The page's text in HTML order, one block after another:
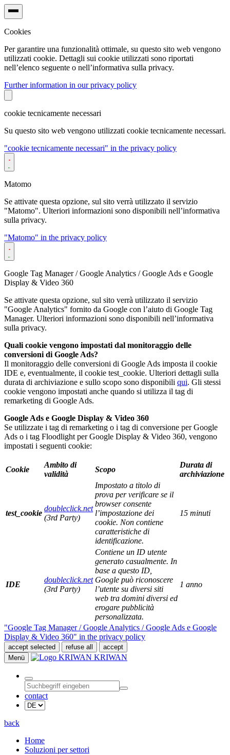
Cookies
Per garantire una funzionalità ottimale, su questo sito web vengono
utilizzati cookie. Dettagli sui cookie utilizzati sono riportati
nell’elenco seguente o nell’informativa sulla privacy.
Further information in our privacy policy
cookie tecnicamente necessari
Su questo sito web vengono utilizzati cookie tecnicamente necessari.
"cookie tecnicamente necessari" in the privacy policy
Matomo
Se attivate questa opzione, sul sito verrà utilizzato il servizio
"Matomo". Ulteriori informazioni sono disponibili nell’informativa
sulla privacy.
"Matomo" in the privacy policy
Google Tag Manager / Google Analytics / Google Ads e Google
Display & Video 360
Se attivate questa opzione, sul sito verrà utilizzato il servizio
"Google Analytics" fornito da Google con l’aiuto di Google Tag
Manager. Ulteriori informazioni sono disponibili nell’informativa
sulla privacy.
Quali cookie vengono impostati dal monitoraggio delle
conversioni di Google Ads?
Il monitoraggio delle conversioni di Google Ads imposta il cookie
IDE e, eventualmente, il cookie test_cookie. Ulteriori dettagli sulla
durata di archiviazione e sullo scopo sono disponibili qui. Gli stessi
cookie vengono impostati anche quando si utilizza il tag di
remarketing di Google Ads.
Google Ads e Google Display & Video 360
Se utilizzate i tag di remarketing o i tag di conversione per Google
Ads o i tag Floodlight per Google Display & Video 360, vengono
impostati i seguenti cookie:
Cookie
Ambito di
validità
Scopo
Durata di
archiviazione
test_cookie
doubleclick.net
(3rd Party)
Impostato a titolo di
prova per verificare se il
browser consente
l’impostazione dei
cookie. Non contiene
caratteristiche di
identificazione.
15 minuti
IDE
doubleclick.net
(3rd Party)
Contiene un ID utente
generato casualmente. In
base a questo ID,
Google può riconoscere
l’utente su diversi siti
web tra domini diversi ed
erogare pubblicità
personalizzata.
1 anno
"Google Tag Manager / Google Analytics / Google Ads e Google
Display & Video 360" in the privacy policy
accept selected refuse all
accept
Menü
KRIWAN
contact
back
Home
Soluzioni per settori